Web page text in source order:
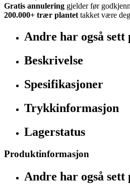
Gratis annulering gjelder før
200.000+ trær plantet takket være deg
Andre har også sett
Beskrivelse
Spesifikasjoner
Trykkinformasjon
Lagerstatus
Produktinformasjon
Andre har også sett